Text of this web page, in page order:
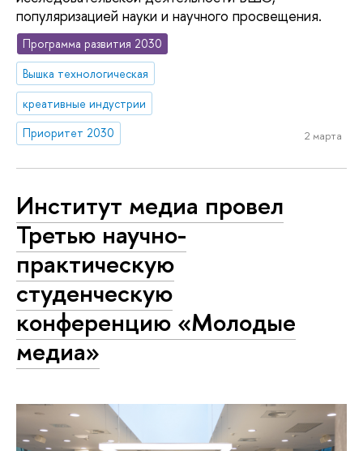
популяризацией науки и научного просвещения.
Программа развития 2030
Вышка технологическая
креативные индустрии
Приоритет 2030
2 марта
Институт медиа провел
Третью научно-
практическую
студенческую
конференцию «Молодые
медиа»